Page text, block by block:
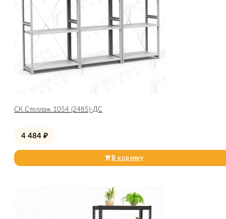
СК Стеллаж 1054 (2485)-ДС
4 484 ₽
В корзину